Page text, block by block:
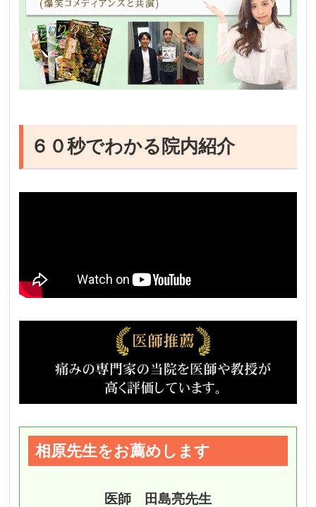
６０秒でわかる院内紹介
相原先生をお薦めします
医師 田島亮先生